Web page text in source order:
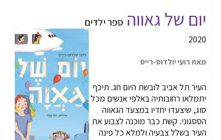
יום של גאווה ספר ילדים
2020
מאת רועי יולדוס-רייס
העיר תל אביב לובשת היום חג. תיכף
יתמלאו רחובותיה באלפי אנשים מכל
סוג, שיצעדו יחדיו במצעד הגאווה
הססגוני. קשת כבר מוכנה לצבוע את
העיר בשלל צבעיה ולמלא כל פינה